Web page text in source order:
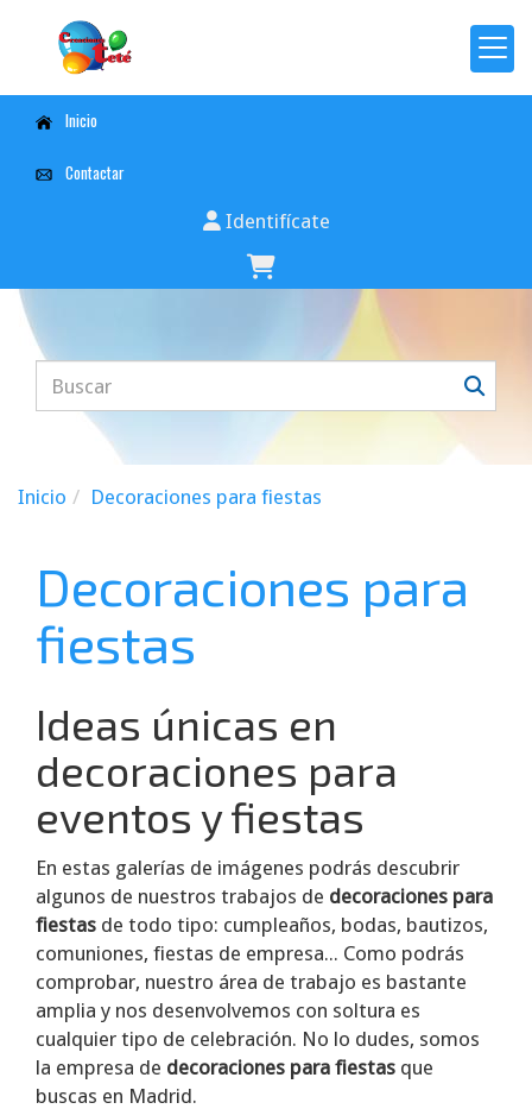
Inicio
Contactar
Identifícate
Inicio Decoraciones para fiestas
Decoraciones para
fiestas
Ideas únicas en
decoraciones para
eventos y fiestas
En estas galerías de imágenes podrás descubrir
algunos de nuestros trabajos de decoraciones para
fiestas de todo tipo: cumpleaños, bodas, bautizos,
comuniones, fiestas de empresa... Como podrás
comprobar, nuestro área de trabajo es bastante
amplia y nos desenvolvemos con soltura es
cualquier tipo de celebración. No lo dudes, somos
la empresa de decoraciones para fiestas que
buscas en Madrid.